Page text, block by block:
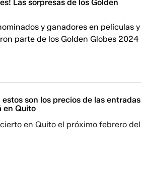
Las sorpresas de los Golden
y ganadores en películas y
parte de los Golden Globes 2024
son los precios de las entradas
en Quito
en Quito el próximo febrero del